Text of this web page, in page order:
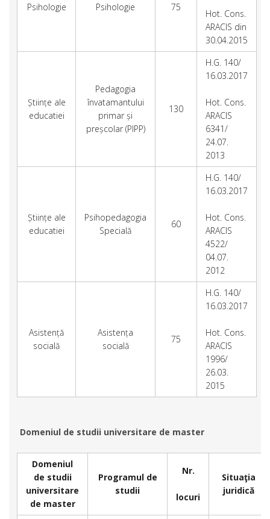
Psihologie Psihologie 75
Hot. Cons.
ARACIS din
30.04.2015
Științe ale
educatiei
Pedagogia
învatamantului
primar și
preșcolar (PIPP)
130
H.G. 140/
16.03.2017
Hot. Cons.
ARACIS
6341/
24.07.
2013
Științe ale
educatiei
Psihopedagogia
Specială
60
H.G. 140/
16.03.2017
Hot. Cons.
ARACIS
4522/
04.07.
2012
Asistență
socială
Asistența
socială
75
H.G. 140/
16.03.2017
Hot. Cons.
ARACIS
1996/
26.03.
2015
Domeniul de studii universitare de master
Domeniul
de studii
universitare
de master
Programul de
studii
Nr.
locuri
Situaţia
juridică